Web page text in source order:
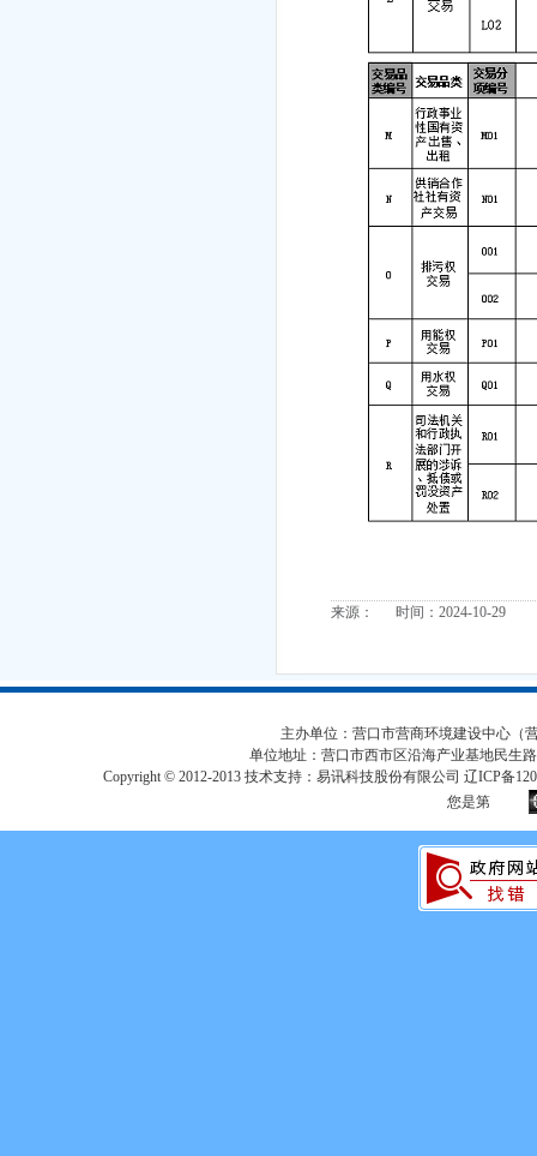
来源： 时间：2024-10-29
主办单位：营口市营商环境建设中心（
单位地址：营口市西市区沿海产业基地民生
Copyright © 2012-2013 技术支持：易讯科技股份有限公司 辽ICP备
您是第